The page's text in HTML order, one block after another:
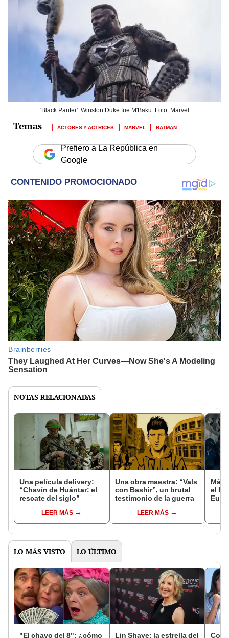
'Black Panter': Winston Duke fue M'Baku. Foto: Marvel
ACTORES Y ACTRICES MARVEL BATMAN
Prefiero a La República en
Google
NOTAS RELACIONADAS
Una película delivery:
“Chavín de Huántar: el
rescate del siglo”
LEER MÁS
Una obra maestra: “Vals
con Bashir”, un brutal
testimonio de la guerra
LEER MÁS
Más
el
LO MÁS VISTO LO ÚLTIMO
"El chavo del 8": ¿cómo Lin Shaye: la estrella del